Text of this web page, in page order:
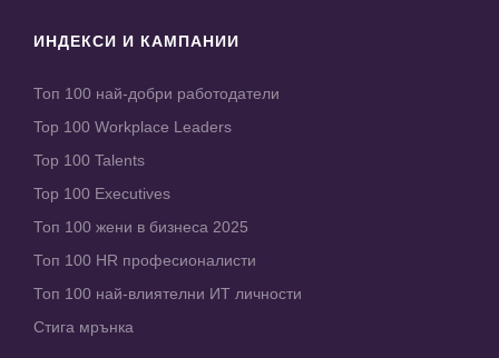
ИНДЕКСИ И КАМПАНИИ
Топ 100 най-добри работодатели
Top 100 Workplace Leaders
Top 100 Talents
Top 100 Executives
Топ 100 жени в бизнеса 2025
Топ 100 HR професионалисти
Топ 100 най-влиятелни ИТ личности
Стига мрънка